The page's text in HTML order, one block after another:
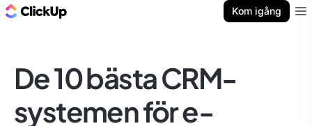
Kom igång
De 10 bästa CRM-
systemen för e-